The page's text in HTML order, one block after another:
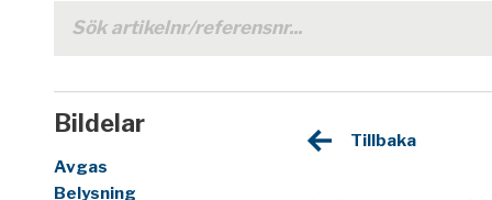
Bildelar
Avgas
Belysning
Tillbaka